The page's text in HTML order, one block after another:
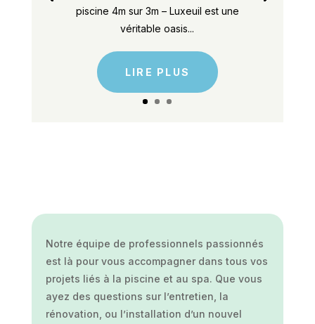
piscine 4m sur 3m – Luxeuil est une
véritable oasis...
LIRE PLUS
Notre équipe de professionnels passionnés
est là pour vous accompagner dans tous vos
projets liés à la piscine et au spa. Que vous
ayez des questions sur l’entretien, la
rénovation, ou l’installation d’un nouvel